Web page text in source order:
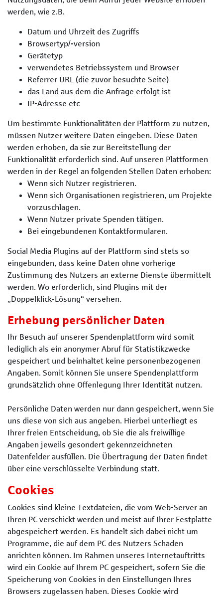
werden, wie z.B.
Datum und Uhrzeit des Zugriffs
Browsertyp/-version
Gerätetyp
verwendetes Betriebssystem und Browser
Referrer URL (die zuvor besuchte Seite)
das Land aus dem die Anfrage erfolgt ist
IP-Adresse etc
Um bestimmte Funktionalitäten der Plattform zu nutzen,
müssen Nutzer weitere Daten eingeben. Diese Daten
werden erhoben, da sie zur Bereitstellung der
Funktionalität erforderlich sind. Auf unseren Plattformen
werden in der Regel an folgenden Stellen Daten erhoben:
Wenn sich Nutzer registrieren.
Wenn sich Organisationen registrieren, um Projekte
vorzuschlagen.
Wenn Nutzer private Spenden tätigen.
Bei eingebundenen Kontaktformularen.
Social Media Plugins auf der Plattform sind stets so
eingebunden, dass keine Daten ohne vorherige
Zustimmung des Nutzers an externe Dienste übermittelt
werden. Wo erforderlich, sind Plugins mit der
„Doppelklick-Lösung“ versehen.
Erhebung persönlicher Daten
Ihr Besuch auf unserer Spendenplattform wird somit
lediglich als ein anonymer Abruf für Statistikzwecke
gespeichert und beinhaltet keine personenbezogenen
Angaben. Somit können Sie unsere Spendenplattform
grundsätzlich ohne Offenlegung Ihrer Identität nutzen.
Persönliche Daten werden nur dann gespeichert, wenn Sie
uns diese von sich aus angeben. Hierbei unterliegt es
Ihrer freien Entscheidung, ob Sie die als freiwillige
Angaben jeweils gesondert gekennzeichneten
Datenfelder ausfüllen. Die Übertragung der Daten findet
über eine verschlüsselte Verbindung statt.
Cookies
Cookies sind kleine Textdateien, die vom Web-Server an
Ihren PC verschickt werden und meist auf Ihrer Festplatte
abgespeichert werden. Es handelt sich dabei nicht um
Programme, die auf dem PC des Nutzers Schaden
anrichten können. Im Rahmen unseres Internetauftritts
wird ein Cookie auf Ihrem PC gespeichert, sofern Sie die
Speicherung von Cookies in den Einstellungen Ihres
Browsers zugelassen haben. Dieses Cookie wird